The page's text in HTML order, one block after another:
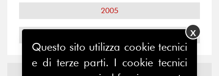
2005
Notizie ed Eventi
Questo sito utilizza cookie tecnici
e di terze parti. I cookie tecnici
X